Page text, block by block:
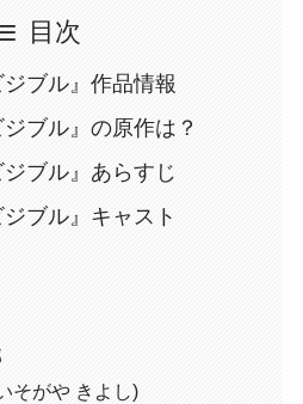
目次
ジブル』作品情報
ブル』の原作は？
ジブル』あらすじ
ブル』キャスト
そがや きよし)